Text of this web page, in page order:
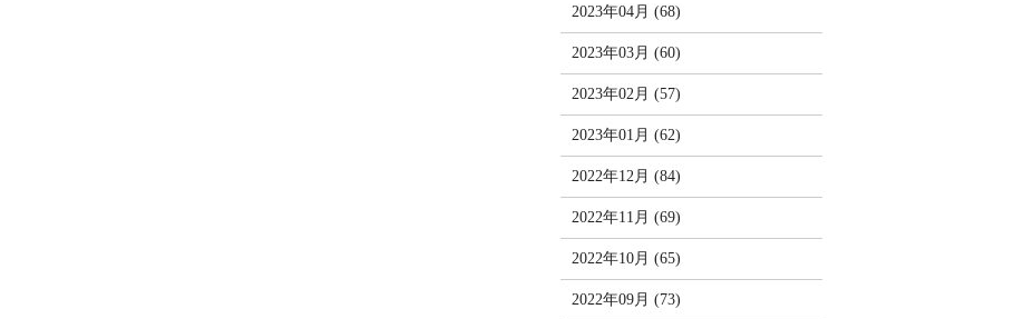
2023年04月 (68)
2023年03月 (60)
2023年02月 (57)
2023年01月 (62)
2022年12月 (84)
2022年11月 (69)
2022年10月 (65)
2022年09月 (73)